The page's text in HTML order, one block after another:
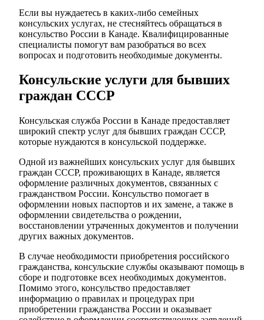
Если вы нуждаетесь в каких-либо семейных
консульских услугах, не стесняйтесь обращаться в
консульство России в Канаде. Квалифицированные
специалисты помогут вам разобраться во всех
вопросах и подготовить необходимые документы.
Консульские услуги для бывших
граждан СССР
Консульская служба России в Канаде предоставляет
широкий спектр услуг для бывших граждан СССР,
которые нуждаются в консульской поддержке.
Одной из важнейших консульских услуг для бывших
граждан СССР, проживающих в Канаде, является
оформление различных документов, связанных с
гражданством России. Консульство помогает в
оформлении новых паспортов и их замене, а также в
оформлении свидетельства о рождении,
восстановлении утраченных документов и получении
других важных документов.
В случае необходимости приобретения российского
гражданства, консульские службы оказывают помощь в
сборе и подготовке всех необходимых документов.
Помимо этого, консульство предоставляет
информацию о правилах и процедурах при
приобретении гражданства России и оказывает